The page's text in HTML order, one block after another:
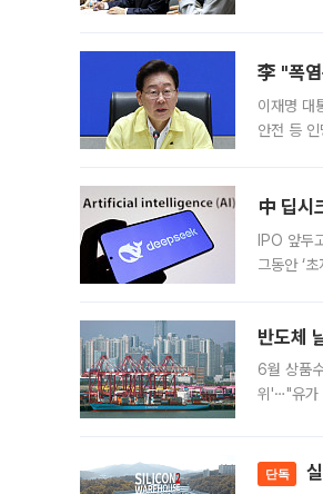
李 "폭
이재명 대
안전 등
中 딥시
IPO 앞두
그동안 ‘
반도체
6월 상품
위'⋯"유가
단독